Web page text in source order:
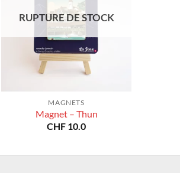
RUPTURE DE STOCK
MAGNETS
Magnet – Thun
CHF 10.0